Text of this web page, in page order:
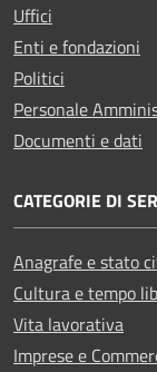
Uffici
Enti e fondazioni
Politici
Personale
Documenti e dati
CATEGORIE DI
Anagrafe e stato
Cultura e tempo
Vita lavorativa
Imprese e